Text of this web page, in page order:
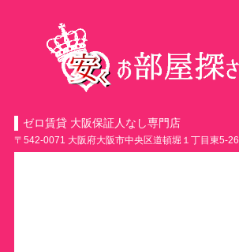
ゼロ賃貸 大阪保証人なし専門店
〒542-0071 大阪府大阪市中央区道頓堀１丁目東5-26